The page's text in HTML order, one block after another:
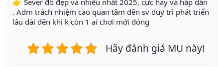
👉 Sever đồ đẹp và nhiều nhất 2025, cực hay và hấp dẫn
. Adm trách nhiệm cao quan tâm đến sv duy trì phát triển
lâu dài đến khi k còn 1 ai chơi mới đóng
Hãy đánh giá MU này!